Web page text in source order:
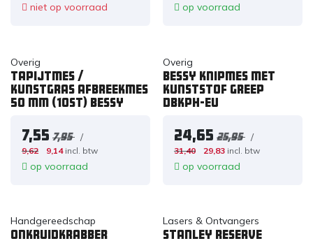
niet op voorraad op voorraad
Overig
Tapijtmes /
Kunstgras afbreekmes
50 mm (10st) Bessy
7,55 7,95 /
9,62 9,14 incl. btw
op voorraad
Overig
Bessy knipmes met
kunststof greep
DBKPH-EU
24,65 25,95 /
31,40 29,83 incl. btw
op voorraad
Handgereedschap
Onkruidkrabber
Lasers & Ontvangers
Stanley reserve